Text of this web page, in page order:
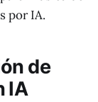
por IA.
de
IA